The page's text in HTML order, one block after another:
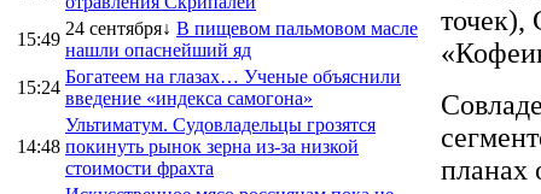
15:49
24 сентября↓ В пищевом пальмовом масле
нашли опаснейший яд
15:24
Богатеем на глазах… Ученые объяснили
введение «индекса самогона»
14:48
Ультиматум. Судовладельцы грозятся
покинуть рынок зерна из-за низкой
стоимости фрахта
точек),
планах